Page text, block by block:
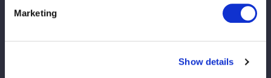
Marketing
Show details